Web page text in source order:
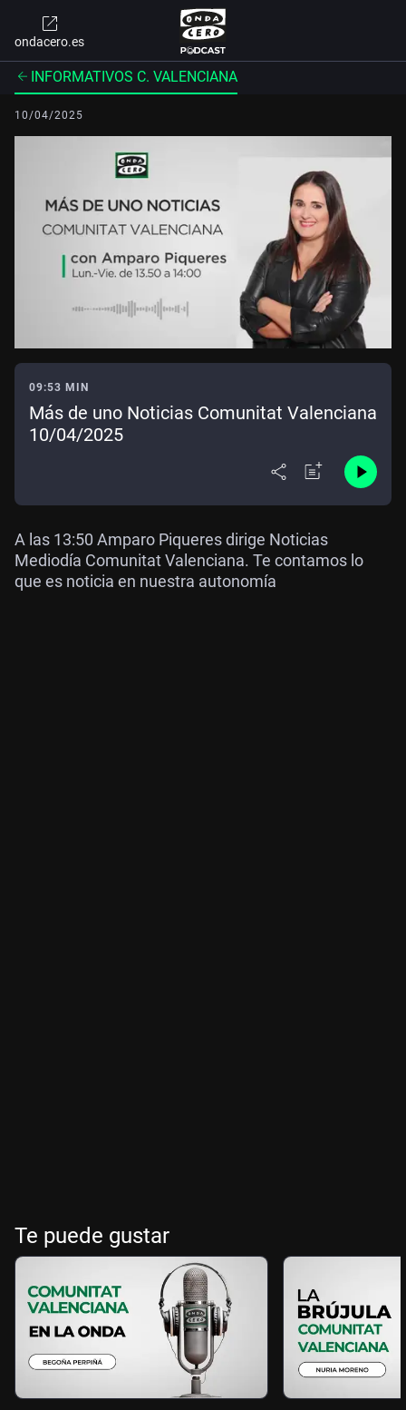
ondacero.es
INFORMATIVOS C. VALENCIANA
10/04/2025
09:53 MIN
Más de uno Noticias Comunitat Valenciana
10/04/2025
A las 13:50 Amparo Piqueres dirige Noticias
Mediodía Comunitat Valenciana. Te contamos lo
que es noticia en nuestra autonomía
Te puede gustar